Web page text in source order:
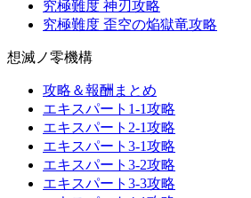
究極難度 神刃攻略
究極難度 歪空の焔獄竜攻略
想滅ノ零機構
攻略＆報酬まとめ
エキスパート1-1攻略
エキスパート2-1攻略
エキスパート3-1攻略
エキスパート3-2攻略
エキスパート3-3攻略